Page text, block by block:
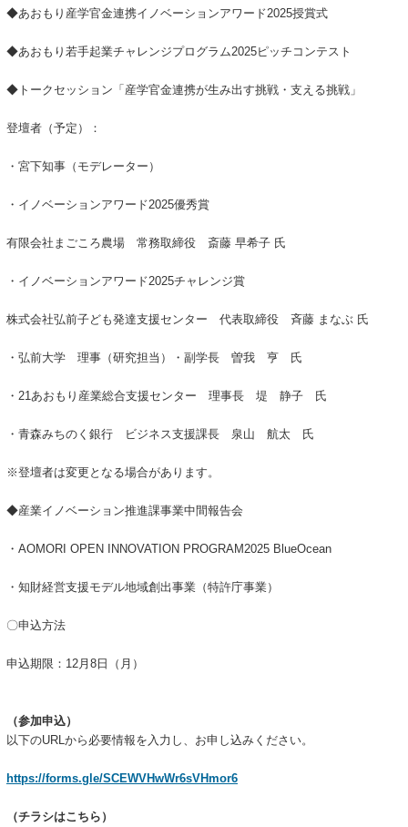
◆あおもり産学官金連携イノベーションアワード2025授賞式
◆あおもり若手起業チャレンジプログラム2025ピッチコンテスト
◆トークセッション「産学官金連携が生み出す挑戦・支える挑戦」
登壇者（予定）：
・宮下知事（モデレーター）
・イノベーションアワード2025優秀賞
有限会社まごころ農場 常務取締役 斎藤 早希子 氏
・イノベーションアワード2025チャレンジ賞
株式会社弘前子ども発達支援センター 代表取締役 斉藤 まなぶ 氏
・弘前大学 理事（研究担当）・副学長 曽我 亨 氏
・21あおもり産業総合支援センター 理事長 堤 静子 氏
・青森みちのく銀行 ビジネス支援課長 泉山 航太 氏
※登壇者は変更となる場合があります。
◆産業イノベーション推進課事業中間報告会
・AOMORI OPEN INNOVATION PROGRAM2025 BlueOcean
・知財経営支援モデル地域創出事業（特許庁事業）
〇申込方法
申込期限：12月8日（月）
（参加申込）
以下のURLから必要情報を入力し、お申し込みください。
https://forms.gle/SCEWVHwWr6sVHmor6
（チラシはこちら）